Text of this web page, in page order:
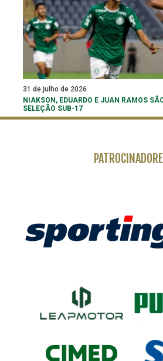
31 de julho de 2026
NIAKSON, EDUARDO E JUAN RAMOS
SELEÇÃO SUB-17